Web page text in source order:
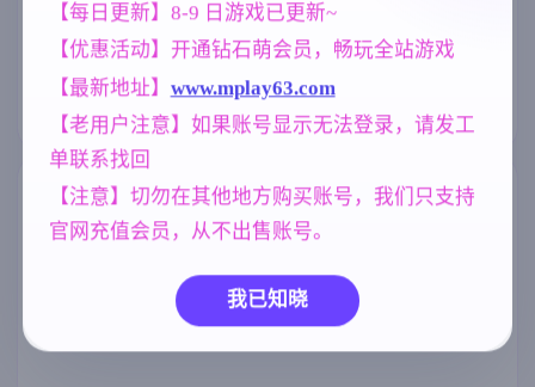
【每日更新】8-9 日游戏已更新~
【优惠活动】开通钻石萌会员，畅玩全站游戏
【最新地址】 www.mplay63.com
【老用户注意】如果账号显示无法登录，请发工
单联系找回
【注意】切勿在其他地方购买账号，我们只支持
官网充值会员，从不出售账号。
我已知晓